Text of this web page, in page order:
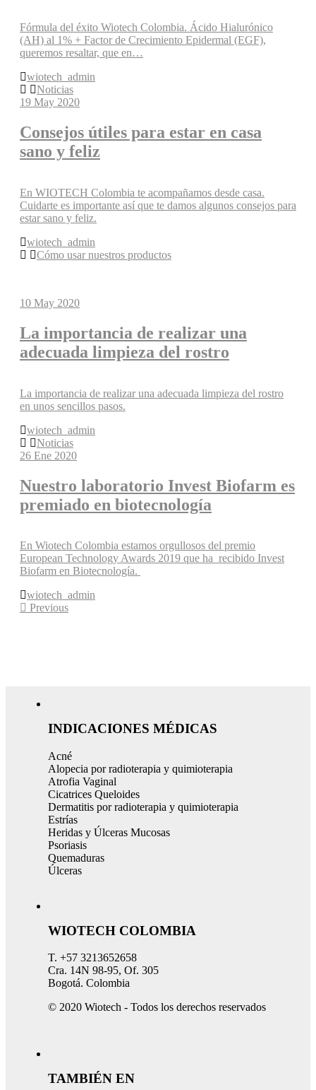
Fórmula del éxito Wiotech Colombia. Ácido Hialurónico
(AH) al 1% + Factor de Crecimiento Epidermal (EGF),
queremos resaltar, que en…
wiotech_admin
Noticias
19 May 2020
Consejos útiles para estar en casa
sano y feliz
En WIOTECH Colombia te acompañamos desde casa.
Cuidarte es importante así que te damos algunos consejos para
estar sano y feliz.
wiotech_admin
Cómo usar nuestros productos
10 May 2020
La importancia de realizar una
adecuada limpieza del rostro
La importancia de realizar una adecuada limpieza del rostro
en unos sencillos pasos.
wiotech_admin
Noticias
26 Ene 2020
Nuestro laboratorio Invest Biofarm es
premiado en biotecnología
En Wiotech Colombia estamos orgullosos del premio
European Technology Awards 2019 que ha recibido Invest
Biofarm en Biotecnología.
wiotech_admin
Previous
INDICACIONES MÉDICAS
Acné
Alopecia por radioterapia y quimioterapia
Atrofia Vaginal
Cicatrices Queloides
Dermatitis por radioterapia y quimioterapia
Estrías
Heridas y Úlceras Mucosas
Psoriasis
Quemaduras
Úlceras
WIOTECH COLOMBIA
T. +57 3213652658
Cra. 14N 98-95, Of. 305
Bogotá. Colombia
© 2020 Wiotech - Todos los derechos reservados
TAMBIÉN EN